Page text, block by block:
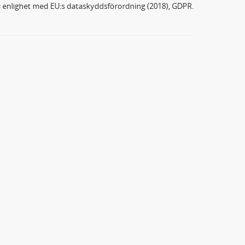
med EU:s dataskyddsförordning (2018), GDPR.